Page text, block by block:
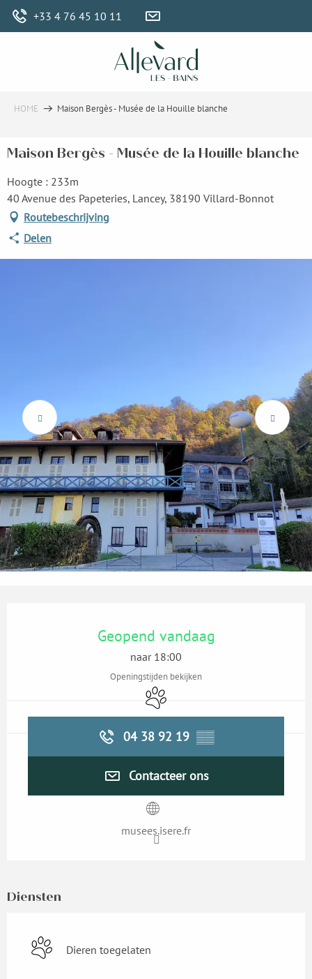
Aller
+33 4 76 45 10 11
HOME Maison Bergès - Musée de la Houille blanche
Maison Bergès - Musée de la Houille blanche
Hoogte : 233m
40 Avenue des Papeteries, Lancey, 38190 Villard-Bonnot
Routebeschrijving
Delen
Geopend vandaag
naar 18:00
Openingstijden bekijken
Dieren toegelaten
04 38 92 19 ▒▒
Contacteer ons
musees.isere.fr
Diensten
Dieren toegelaten